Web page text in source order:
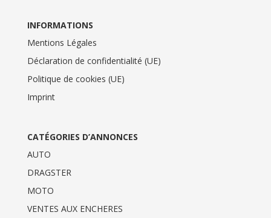
INFORMATIONS
Mentions Légales
Déclaration de confidentialité (UE)
Politique de cookies (UE)
Imprint
CATÉGORIES D’ANNONCES
AUTO
DRAGSTER
MOTO
VENTES AUX ENCHERES